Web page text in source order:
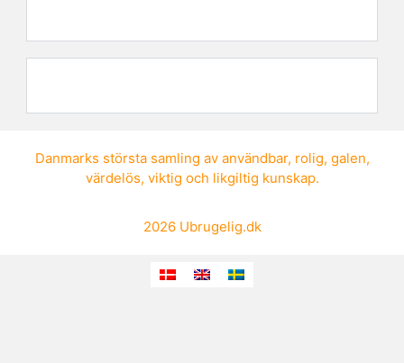
Danmarks största samling av användbar, rolig, galen,
värdelös, viktig och likgiltig kunskap.
2026 Ubrugelig.dk